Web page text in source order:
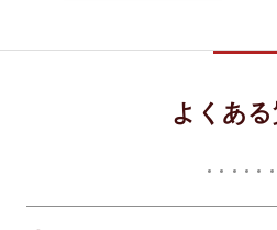
よくある